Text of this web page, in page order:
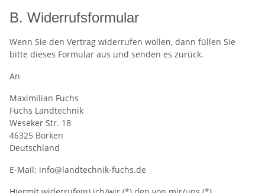
B. Widerrufsformular
Wenn Sie den Vertrag widerrufen wollen, dann füllen Sie
bitte dieses Formular aus und senden es zurück.
An
Maximilian Fuchs
Fuchs Landtechnik
Weseker Str. 18
46325 Borken
Deutschland
E-Mail: info@landtechnik-fuchs.de